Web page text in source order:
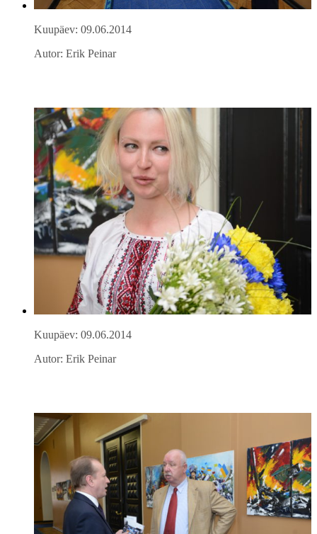
Kuupäev: 09.06.2014
Autor: Erik Peinar
Kuupäev: 09.06.2014
Autor: Erik Peinar